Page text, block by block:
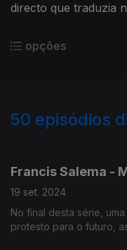
directo que traduzia
opções
50 episódios
Francis Salema -
19 set. 2024
No final desta série,
protesto para o futuro,